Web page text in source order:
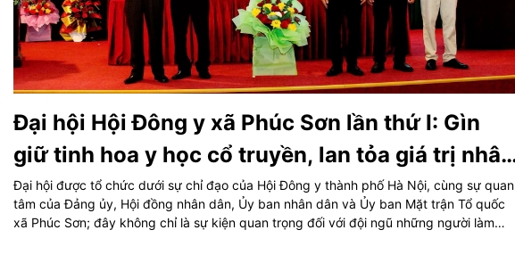
Đại hội Hội Đông y xã Phúc Sơn lần thứ I: Gìn
giữ tinh hoa y học cổ truyền, lan tỏa giá trị nhân
văn vì sức khỏe cộng đồng
Đại hội được tổ chức dưới sự chỉ đạo của Hội Đông y thành phố Hà Nội, cùng sự quan
tâm của Đảng ủy, Hội đồng nhân dân, Ủy ban nhân dân và Ủy ban Mặt trận Tổ quốc
xã Phúc Sơn; đây không chỉ là sự kiện quan trọng đối với đội ngũ những người làm